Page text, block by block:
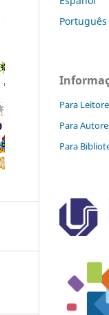
Português
Para
Para
Para